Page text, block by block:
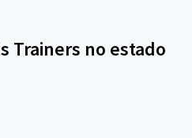
Trainers no estado